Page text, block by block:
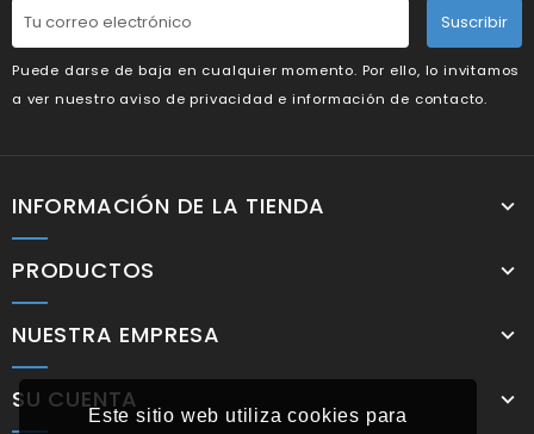
Este sitio web utiliza cookies para
Suscribir
Puede darse de baja en cualquier momento. Por ello, lo invitamos
a ver nuestro aviso de privacidad e información de contacto.
INFORMACIÓN DE LA TIENDA
PRODUCTOS
NUESTRA EMPRESA
SU CUENTA